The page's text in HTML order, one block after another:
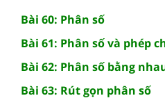
Bài 60: Phân số
Bài 61: Phân số và phép
Bài 62: Phân số bằng
Bài 63: Rút gọn phân số